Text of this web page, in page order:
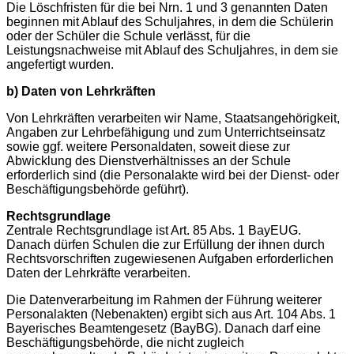
Die Löschfristen für die bei Nrn. 1 und 3 genannten Daten
beginnen mit Ablauf des Schuljahres, in dem die Schülerin
oder der Schüler die Schule verlässt, für die
Leistungsnachweise mit Ablauf des Schuljahres, in dem sie
angefertigt wurden.
b) Daten von Lehrkräften
Von Lehrkräften verarbeiten wir Name, Staatsangehörigkeit,
Angaben zur Lehrbefähigung und zum Unterrichtseinsatz
sowie ggf. weitere Personaldaten, soweit diese zur
Abwicklung des Dienstverhältnisses an der Schule
erforderlich sind (die Personalakte wird bei der Dienst- oder
Beschäftigungsbehörde geführt).
Rechtsgrundlage
Zentrale Rechtsgrundlage ist Art. 85 Abs. 1 BayEUG.
Danach dürfen Schulen die zur Erfüllung der ihnen durch
Rechtsvorschriften zugewiesenen Aufgaben erforderlichen
Daten der Lehrkräfte verarbeiten.
Die Datenverarbeitung im Rahmen der Führung weiterer
Personalakten (Nebenakten) ergibt sich aus Art. 104 Abs. 1
Bayerisches Beamtengesetz (BayBG). Danach darf eine
Beschäftigungsbehörde, die nicht zugleich